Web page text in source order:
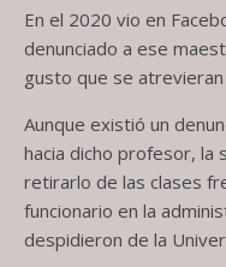
En el 2020 vio en
denunciado a ese
gusto que se atrevieran
Aunque existió un
hacia dicho profesor, la
retirarlo de las clases
funcionario en la
despidieron de la